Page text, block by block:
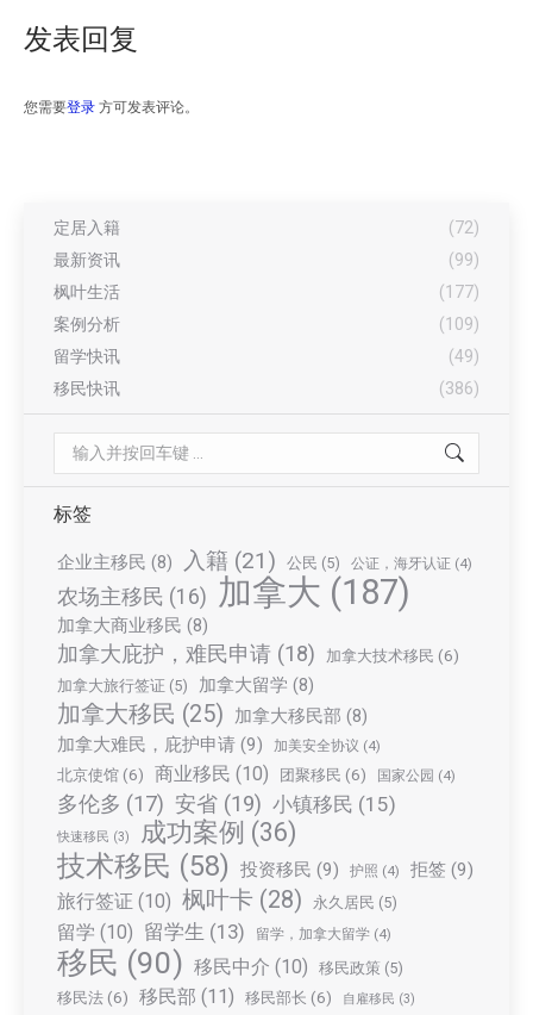
发表回复
您需要登录 方可发表评论。
定居入籍
(72)
最新资讯
(99)
枫叶生活
(177)
案例分析
(109)
留学快讯
(49)
移民快讯
(386)
Search:
标签
企业主移民 (8) 入籍 (21) 公民 (5) 公证，海牙认证 (4)
农场主移民 (16) 加拿大 (187)
加拿大商业移民 (8)
加拿大庇护，难民申请 (18) 加拿大技术移民 (6)
加拿大旅行签证 (5) 加拿大留学 (8)
加拿大移民 (25) 加拿大移民部 (8)
加拿大难民，庇护申请 (9) 加美安全协议 (4)
北京使馆 (6) 商业移民 (10) 团聚移民 (6) 国家公园 (4)
多伦多 (17) 安省 (19) 小镇移民 (15)
快速移民 (3) 成功案例 (36)
技术移民 (58) 投资移民 (9) 护照 (4) 拒签 (9)
旅行签证 (10) 枫叶卡 (28) 永久居民 (5)
留学 (10) 留学生 (13) 留学，加拿大留学 (4)
移民 (90) 移民中介 (10) 移民政策 (5)
移民法 (6) 移民部 (11) 移民部长 (6) 自雇移民 (3)